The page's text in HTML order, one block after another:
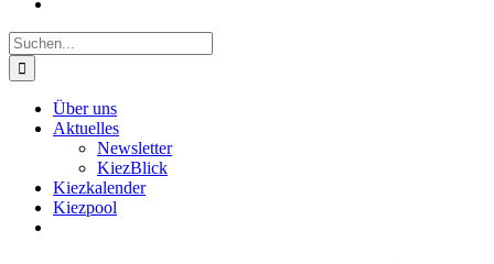
Suche
nach:
Über uns
Aktuelles
Newsletter
KiezBlick
Kiezkalender
Kiezpool